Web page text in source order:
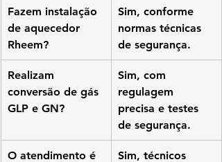
Fazem instalação
de aquecedor
Rheem?
Sim, conforme
normas técnicas
de segurança.
Realizam
conversão de gás
GLP e GN?
Sim, com
regulagem
precisa e testes
de segurança.
O atendimento é
Sim, técnicos